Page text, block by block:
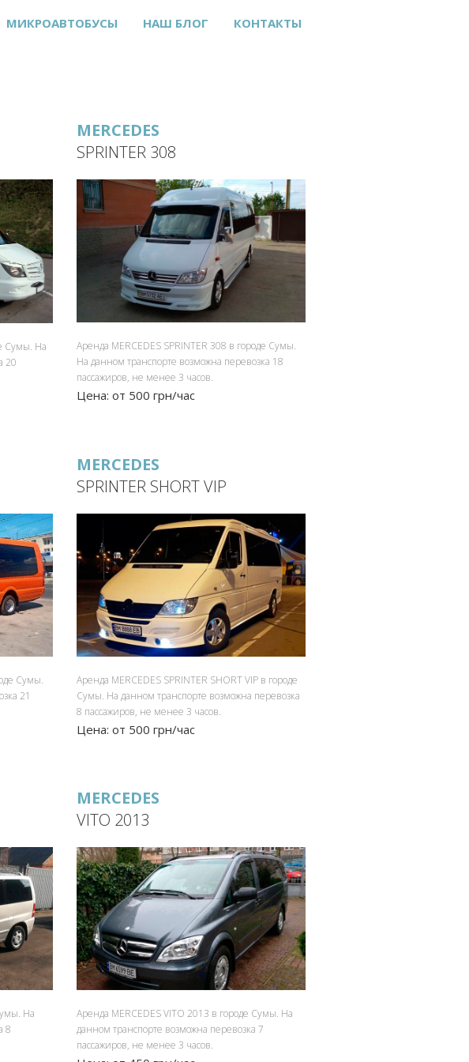
МИКРОАВТОБУСЫ НАШ БЛОГ КОНТАКТЫ
Сумы. На
20
MERCEDES
SPRINTER 308
Аренда MERCEDES SPRINTER 308 в городе Сумы.
На данном транспорте возможна перевозка 18
пассажиров, не менее 3 часов.
Цена: от 500 грн/час
Сумы.
21
MERCEDES
SPRINTER SHORT VIP
Аренда MERCEDES SPRINTER SHORT VIP в городе
Сумы. На данном транспорте возможна перевозка
8 пассажиров, не менее 3 часов.
Цена: от 500 грн/час
На
8
MERCEDES
VITO 2013
Аренда MERCEDES VITO 2013 в городе Сумы. На
данном транспорте возможна перевозка 7
пассажиров, не менее 3 часов.